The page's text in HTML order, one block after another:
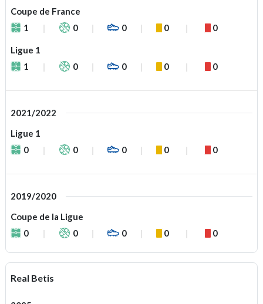
Coupe de France
1
0 0 0 0
Ligue 1
1
0 0 0 0
2021/2022
Ligue 1
0
0 0 0 0
2019/2020
Coupe de la Ligue
0
0 0 0 0
Real Betis